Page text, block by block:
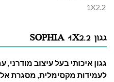
גגון SOPHIA 1X2.2
גגון איכותי בעל עיצוב מודרני,
לעמידות מקסימלית, מסגרת